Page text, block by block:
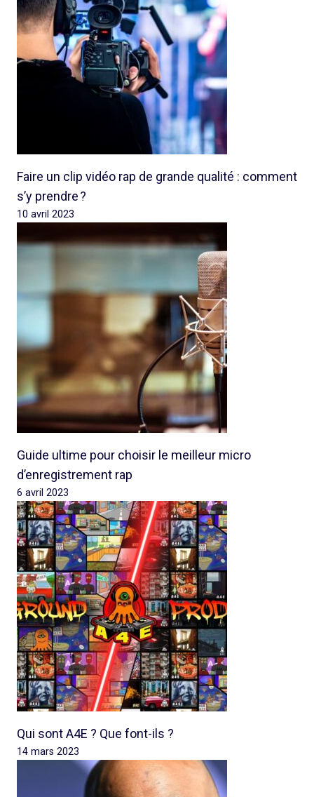
Faire un clip vidéo rap de grande qualité : comment
s’y prendre ?
10 avril 2023
Guide ultime pour choisir le meilleur micro
d’enregistrement rap
6 avril 2023
Qui sont A4E ? Que font-ils ?
14 mars 2023